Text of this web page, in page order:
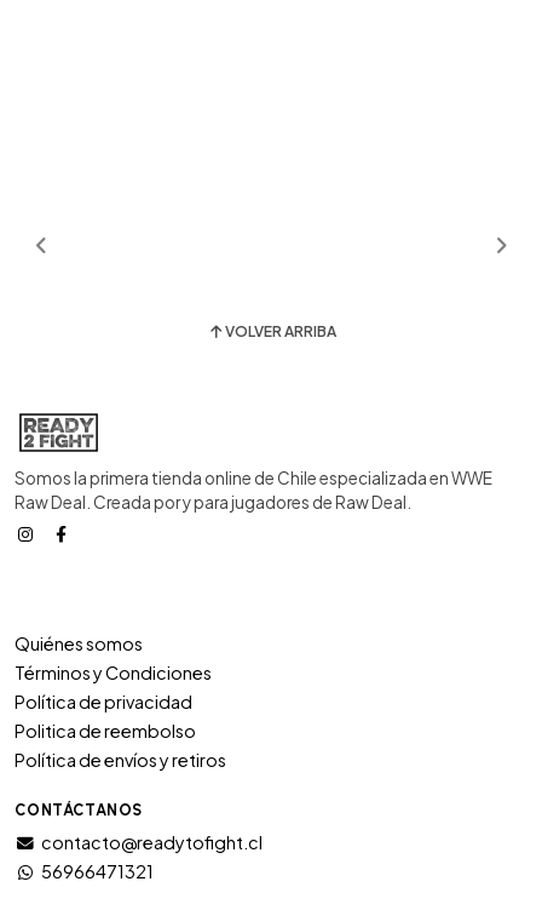
VOLVER ARRIBA
Somos la primera tienda online de Chile especializada en WWE
Raw Deal. Creada por y para jugadores de Raw Deal.
Quiénes somos
Términos y Condiciones
Política de privacidad
Politica de reembolso
Política de envíos y retiros
CONTÁCTANOS
contacto@readytofight.cl
56966471321